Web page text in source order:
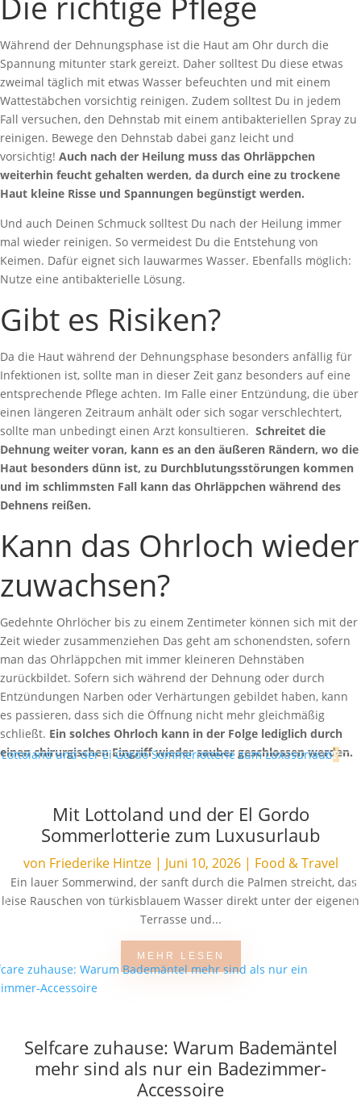
Während der Dehnungsphase ist die Haut am Ohr durch die
Spannung mitunter stark gereizt. Daher solltest Du diese etwas
zweimal täglich mit etwas Wasser befeuchten und mit einem
Wattestäbchen vorsichtig reinigen. Zudem solltest Du in jedem
Fall versuchen, den Dehnstab mit einem antibakteriellen Spray zu
reinigen. Bewege den Dehnstab dabei ganz leicht und
vorsichtig! Auch nach der Heilung muss das Ohrläppchen
weiterhin feucht gehalten werden, da durch eine zu trockene
Haut kleine Risse und Spannungen begünstigt werden.
Und auch Deinen Schmuck solltest Du nach der Heilung immer
mal wieder reinigen. So vermeidest Du die Entstehung von
Keimen. Dafür eignet sich lauwarmes Wasser. Ebenfalls möglich:
Nutze eine antibakterielle Lösung.
Gibt es Risiken?
Da die Haut während der Dehnungsphase besonders anfällig für
Infektionen ist, sollte man in dieser Zeit ganz besonders auf eine
entsprechende Pflege achten. Im Falle einer Entzündung, die über
einen längeren Zeitraum anhält oder sich sogar verschlechtert,
sollte man unbedingt einen Arzt konsultieren. Schreitet die
Dehnung weiter voran, kann es an den äußeren Rändern, wo die
Haut besonders dünn ist, zu Durchblutungsstörungen kommen
und im schlimmsten Fall kann das Ohrläppchen während des
Dehnens reißen.
Kann das Ohrloch wieder
zuwachsen?
Gedehnte Ohrlöcher bis zu einem Zentimeter können sich mit der
Zeit wieder zusammenziehen Das geht am schonendsten, sofern
man das Ohrläppchen mit immer kleineren Dehnstäben
zurückbildet. Sofern sich während der Dehnung oder durch
Entzündungen Narben oder Verhärtungen gebildet haben, kann
es passieren, dass sich die Öffnung nicht mehr gleichmäßig
schließt. Ein solches Ohrloch kann in der Folge lediglich durch
einen chirurgischen Eingriff wieder sauber geschlossen werden.
Mit Lottoland und der El Gordo
Sommerlotterie zum Luxusurlaub
von Friederike Hintze| Juni 10, 2026| Food & Travel
Ein lauer Sommerwind, der sanft durch die Palmen streicht, das
leise Rauschen von türkisblauem Wasser direkt unter der eigenen
Terrasse und...
MEHR LESEN
Selfcare zuhause: Warum Bademäntel
mehr sind als nur ein Badezimmer-
Accessoire